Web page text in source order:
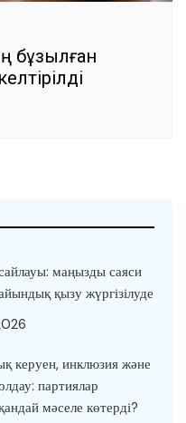
бұзылған
маңызды саяси
қызу жүргізілуде
керуен, инклюзия және
партиялар
мәселе көтерді?